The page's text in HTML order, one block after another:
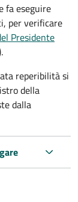
fa eseguire
per verificare
Presidente
reperibilità si
della
dalla